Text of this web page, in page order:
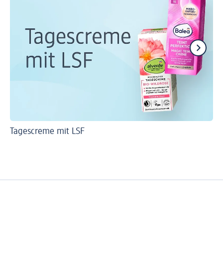
Tagescreme mit LSF